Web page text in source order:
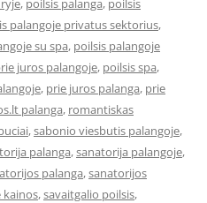
, poilsis palanga, poilsis
palangoje privatus sektorius,
su spa, poilsis palangoje
juros palangoje, poilsis spa,
, prie juros palanga, prie
palanga, romantiskas
,sabonio viesbutis palangoje,
palanga,sanatorija palangoje,
palanga,sanatorijos
kainos,savaitgalio poilsis,